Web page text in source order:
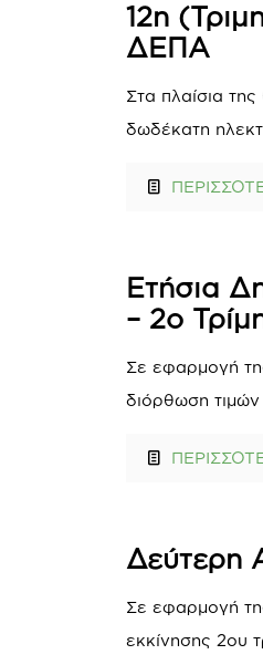
12η
ΔΕΠΑ
Στα πλαίσια
δωδέκατη
Ετήσια
– 2ο
Σε εφαρμογή
διόρθωση
Δεύτερη
Σε εφαρμογή
εκκίνησης 2ου